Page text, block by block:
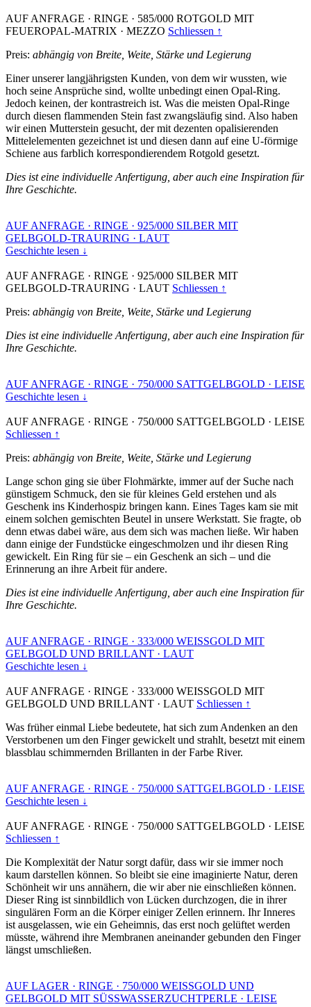
AUF ANFRAGE · RINGE · 585/000 ROTGOLD MIT
FEUEROPAL-MATRIX · MEZZO Schliessen ↑
Preis: abhängig von Breite, Weite, Stärke und Legierung
Einer unserer langjährigsten Kunden, von dem wir wussten, wie
hoch seine Ansprüche sind, wollte unbedingt einen Opal-Ring.
Jedoch keinen, der kontrastreich ist. Was die meisten Opal-Ringe
durch diesen flammenden Stein fast zwangsläufig sind. Also haben
wir einen Mutterstein gesucht, der mit dezenten opalisierenden
Mittelelementen gezeichnet ist und diesen dann auf eine U-förmige
Schiene aus farblich korrespondierendem Rotgold gesetzt.
Dies ist eine individuelle Anfertigung, aber auch eine Inspiration für
Ihre Geschichte.
AUF ANFRAGE · RINGE · 925/000 SILBER MIT
GELBGOLD-TRAURING · LAUT
Geschichte lesen ↓
AUF ANFRAGE · RINGE · 925/000 SILBER MIT
GELBGOLD-TRAURING · LAUT Schliessen ↑
Preis: abhängig von Breite, Weite, Stärke und Legierung
Dies ist eine individuelle Anfertigung, aber auch eine Inspiration für
Ihre Geschichte.
AUF ANFRAGE · RINGE · 750/000 SATTGELBGOLD · LEISE
Geschichte lesen ↓
AUF ANFRAGE · RINGE · 750/000 SATTGELBGOLD · LEISE
Schliessen ↑
Preis: abhängig von Breite, Weite, Stärke und Legierung
Lange schon ging sie über Flohmärkte, immer auf der Suche nach
günstigem Schmuck, den sie für kleines Geld erstehen und als
Geschenk ins Kinderhospiz bringen kann. Eines Tages kam sie mit
einem solchen gemischten Beutel in unsere Werkstatt. Sie fragte, ob
denn etwas dabei wäre, aus dem sich was machen ließe. Wir haben
dann einige der Fundstücke eingeschmolzen und ihr diesen Ring
gewickelt. Ein Ring für sie – ein Geschenk an sich – und die
Erinnerung an ihre Arbeit für andere.
Dies ist eine individuelle Anfertigung, aber auch eine Inspiration für
Ihre Geschichte.
AUF ANFRAGE · RINGE · 333/000 WEISSGOLD MIT
GELBGOLD UND BRILLANT · LAUT
Geschichte lesen ↓
AUF ANFRAGE · RINGE · 333/000 WEISSGOLD MIT
GELBGOLD UND BRILLANT · LAUT Schliessen ↑
Was früher einmal Liebe bedeutete, hat sich zum Andenken an den
Verstorbenen um den Finger gewickelt und strahlt, besetzt mit einem
blassblau schimmernden Brillanten in der Farbe River.
AUF ANFRAGE · RINGE · 750/000 SATTGELBGOLD · LEISE
Geschichte lesen ↓
AUF ANFRAGE · RINGE · 750/000 SATTGELBGOLD · LEISE
Schliessen ↑
Die Komplexität der Natur sorgt dafür, dass wir sie immer noch
kaum darstellen können. So bleibt sie eine imaginierte Natur, deren
Schönheit wir uns annähern, die wir aber nie einschließen können.
Dieser Ring ist sinnbildlich von Lücken durchzogen, die in ihrer
singulären Form an die Körper einiger Zellen erinnern. Ihr Inneres
ist ausgelassen, wie ein Geheimnis, das erst noch gelüftet werden
müsste, während ihre Membranen aneinander gebunden den Finger
längst umschließen.
AUF LAGER · RINGE · 750/000 WEISSGOLD UND
GELBGOLD MIT SÜSSWASSERZUCHTPERLE · LEISE